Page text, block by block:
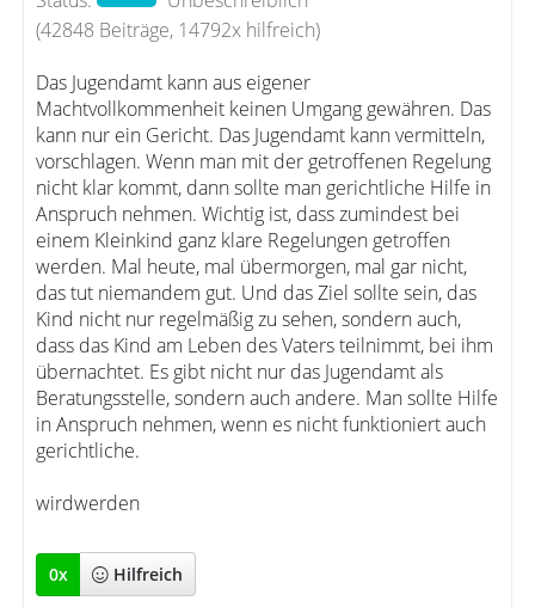
(42848 Beiträge, 14792x hilfreich)
Das Jugendamt kann aus eigener
Machtvollkommenheit keinen Umgang gewähren. Das
kann nur ein Gericht. Das Jugendamt kann vermitteln,
vorschlagen. Wenn man mit der getroffenen Regelung
nicht klar kommt, dann sollte man gerichtliche Hilfe in
Anspruch nehmen. Wichtig ist, dass zumindest bei
einem Kleinkind ganz klare Regelungen getroffen
werden. Mal heute, mal übermorgen, mal gar nicht,
das tut niemandem gut. Und das Ziel sollte sein, das
Kind nicht nur regelmäßig zu sehen, sondern auch,
dass das Kind am Leben des Vaters teilnimmt, bei ihm
übernachtet. Es gibt nicht nur das Jugendamt als
Beratungsstelle, sondern auch andere. Man sollte Hilfe
in Anspruch nehmen, wenn es nicht funktioniert auch
gerichtliche.
wirdwerden
0x Hilfreich